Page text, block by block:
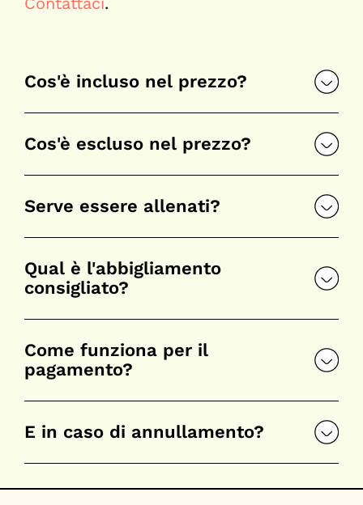
Cos'è incluso nel prezzo?
Cos'è escluso nel prezzo?
Serve essere allenati?
Qual è l'abbigliamento
consigliato?
Come funziona per il
pagamento?
E in caso di annullamento?